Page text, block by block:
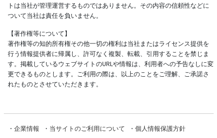
トは当社が管理運営するものではありません。その内容の信頼性などに
ついて当社は責任を負いません。
【著作権等について】
著作権等の知的所有権その他一切の権利は当社またはライセンス提供を
行う情報提供者に帰属し、許可なく複製、転載、引用することを禁じま
す。掲載しているウェブサイトのURLや情報は、利用者への予告なしに変
更できるものとします。ご利用の際は、以上のことをご理解、ご承諾さ
れたものとさせていただきます。
・ 企業情報 ・ 当サイトのご利用について ・ 個人情報保護方針